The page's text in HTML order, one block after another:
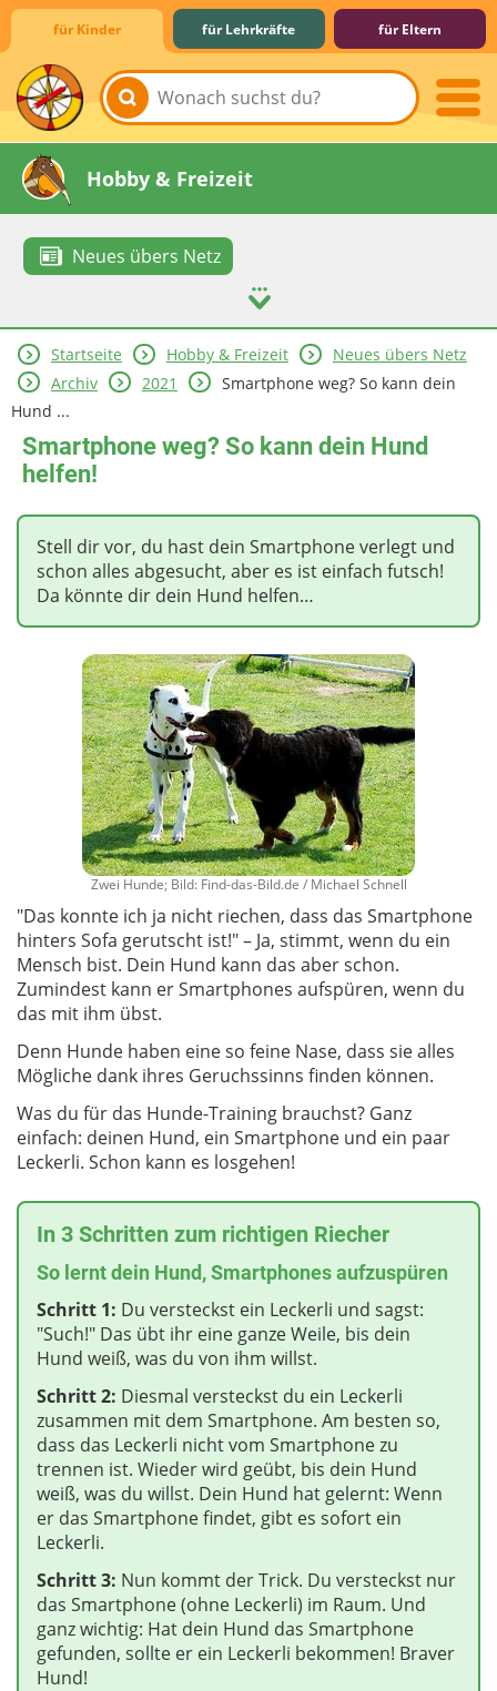
für Kinder für Lehrkräfte für Eltern
Lernen & Schule
Hobby & Freizeit
Neues übers Netz
Spiel & Spaß
Mitreden & Mitmachen
Startseite Hobby & Freizeit
Neues übers Netz
Archiv
2021
Smartphone weg? So kann dein
Hund ...
Smartphone weg? So kann dein Hund
helfen!
Stell dir vor, du hast dein Smartphone verlegt und
schon alles abgesucht, aber es ist einfach futsch!
Da könnte dir dein Hund helfen…
Zwei Hunde; Bild: Find-das-Bild.de / Michael Schnell
"Das konnte ich ja nicht riechen, dass das Smartphone
hinters Sofa gerutscht ist!" – Ja, stimmt, wenn du ein
Mensch bist. Dein Hund kann das aber schon.
Zumindest kann er Smartphones aufspüren, wenn du
das mit ihm übst.
Denn Hunde haben eine so feine Nase, dass sie alles
Mögliche dank ihres Geruchssinns finden können.
Was du für das Hunde-Training brauchst? Ganz
einfach: deinen Hund, ein Smartphone und ein paar
Leckerli. Schon kann es losgehen!
In 3 Schritten zum richtigen Riecher
So lernt dein Hund, Smartphones aufzuspüren
Schritt 1: Du versteckst ein Leckerli und sagst:
"Such!" Das übt ihr eine ganze Weile, bis dein
Hund weiß, was du von ihm willst.
Schritt 2: Diesmal versteckst du ein Leckerli
zusammen mit dem Smartphone. Am besten so,
dass das Leckerli nicht vom Smartphone zu
trennen ist. Wieder wird geübt, bis dein Hund
weiß, was du willst. Dein Hund hat gelernt: Wenn
er das Smartphone findet, gibt es sofort ein
Leckerli.
Schritt 3: Nun kommt der Trick. Du versteckst nur
das Smartphone (ohne Leckerli) im Raum. Und
ganz wichtig: Hat dein Hund das Smartphone
gefunden, sollte er ein Leckerli bekommen! Braver
Hund!